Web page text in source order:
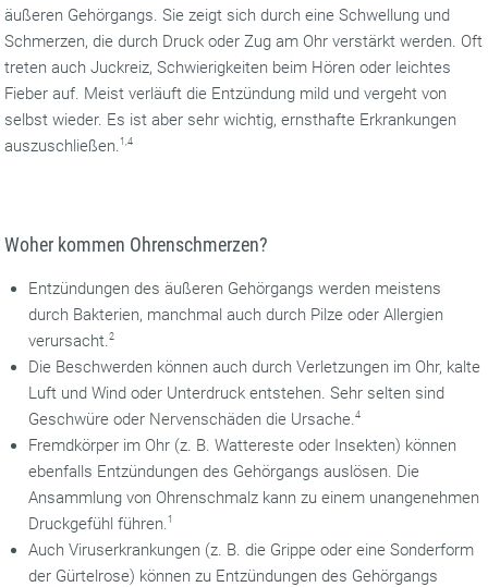
äußeren Gehörgangs. Sie zeigt sich durch eine Schwellung und
Schmerzen, die durch Druck oder Zug am Ohr verstärkt werden. Oft
treten auch Juckreiz, Schwierigkeiten beim Hören oder leichtes
Fieber auf. Meist verläuft die Entzündung mild und vergeht von
selbst wieder. Es ist aber sehr wichtig, ernsthafte Erkrankungen
auszuschließen.1,4
Woher kommen Ohrenschmerzen?
Entzündungen des äußeren Gehörgangs werden meistens
durch Bakterien, manchmal auch durch Pilze oder Allergien
verursacht.2
Die Beschwerden können auch durch Verletzungen im Ohr, kalte
Luft und Wind oder Unterdruck entstehen. Sehr selten sind
Geschwüre oder Nervenschäden die Ursache.4
Fremdkörper im Ohr (z. B. Wattereste oder Insekten) können
ebenfalls Entzündungen des Gehörgangs auslösen. Die
Ansammlung von Ohrenschmalz kann zu einem unangenehmen
Druckgefühl führen.1
Auch Viruserkrankungen (z. B. die Grippe oder eine Sonderform
der Gürtelrose) können zu Entzündungen des Gehörgangs